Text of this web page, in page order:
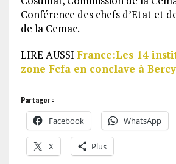
Conférence des chefs d’Etat et
de la Cemac.
LIRE AUSSI France:Les 14
zone Fcfa en conclave à Bercy
Partager :
Facebook WhatsApp
X Plus